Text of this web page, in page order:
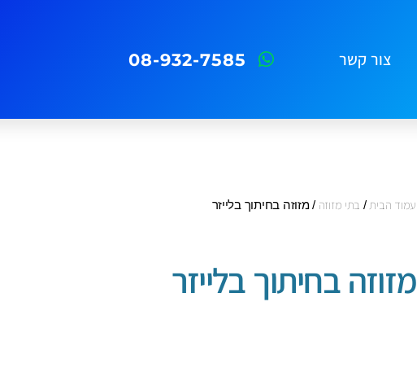
צור קשר 08-932-7585
עמוד הבית / בתי מזוזה / מזוזה בחיתוך בלייזר
מזוזה בחיתוך בלייזר